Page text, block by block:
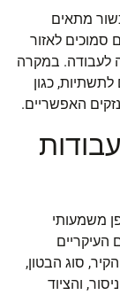
מתאים
סמוכים לאזור
לעבודה. במקרה
כגון
האפשריים.
משמעותי
סוג הבטון,
והציוד